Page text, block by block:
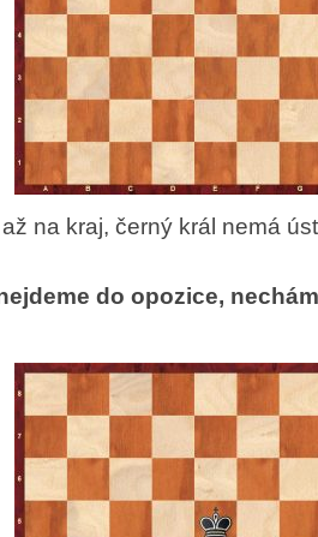
na kraj, černý král nemá
do opozice,